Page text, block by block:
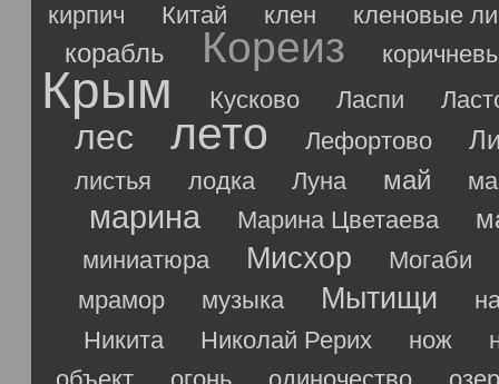
кирпич
Китай клен кленовые
корабль Кореиз
Крым Кусково Ласпи
лес лето Лефортово
листья лодка Луна май
марина Марина Цветаева
миниатюра Мисхор
Могаби
мрамор
музыка Мытищи
Никита
Николай Рерих нож